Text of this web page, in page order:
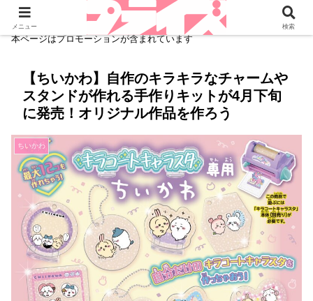
本ページはプロモーションが含まれています
【ちいかわ】自作のキラキラなチャームや
スタンドが作れる手作りキットが4月下旬
に発売！オリジナル作品を作ろう
ちいかわ
メニュー 検索